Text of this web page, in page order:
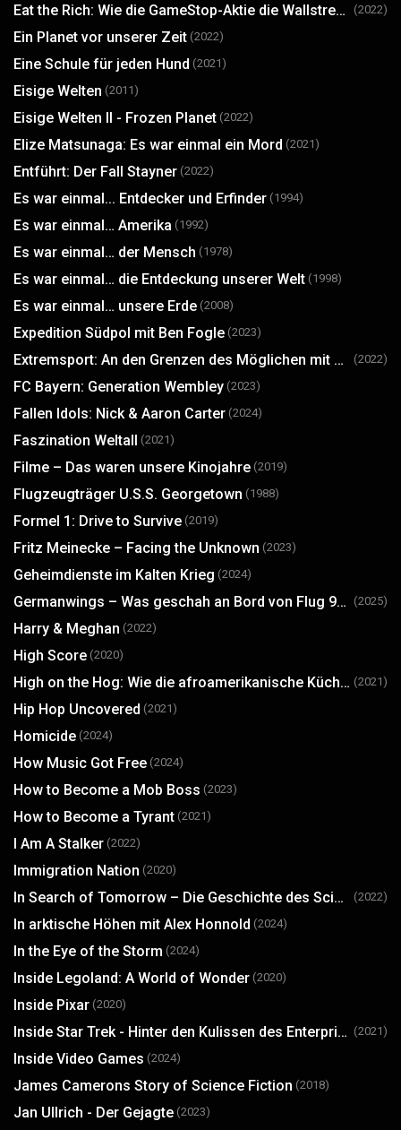
Eat the Rich: Wie die GameStop-Aktie die Wallstreet auf den Kopf stellte (2022)
Ein Planet vor unserer Zeit (2022)
Eine Schule für jeden Hund (2021)
Eisige Welten (2011)
Eisige Welten II - Frozen Planet (2022)
Elize Matsunaga: Es war einmal ein Mord (2021)
Entführt: Der Fall Stayner (2022)
Es war einmal... Entdecker und Erfinder (1994)
Es war einmal… Amerika (1992)
Es war einmal… der Mensch (1978)
Es war einmal… die Entdeckung unserer Welt (1998)
Es war einmal… unsere Erde (2008)
Expedition Südpol mit Ben Fogle (2023)
Extremsport: An den Grenzen des Möglichen mit Jimmy Chin (2022)
FC Bayern: Generation Wembley (2023)
Fallen Idols: Nick & Aaron Carter (2024)
Faszination Weltall (2021)
Filme – Das waren unsere Kinojahre (2019)
Flugzeugträger U.S.S. Georgetown (1988)
Formel 1: Drive to Survive (2019)
Fritz Meinecke – Facing the Unknown (2023)
Geheimdienste im Kalten Krieg (2024)
Germanwings – Was geschah an Bord von Flug 9525? (2025)
Harry & Meghan (2022)
High Score (2020)
High on the Hog: Wie die afroamerikanische Küche Amerika veränderte (2021)
Hip Hop Uncovered (2021)
Homicide (2024)
How Music Got Free (2024)
How to Become a Mob Boss (2023)
How to Become a Tyrant (2021)
I Am A Stalker (2022)
Immigration Nation (2020)
In Search of Tomorrow – Die Geschichte des SciFi-Kinos (2022)
In arktische Höhen mit Alex Honnold (2024)
In the Eye of the Storm (2024)
Inside Legoland: A World of Wonder (2020)
Inside Pixar (2020)
Inside Star Trek - Hinter den Kulissen des Enterprise-Universums (2021)
Inside Video Games (2024)
James Camerons Story of Science Fiction (2018)
Jan Ullrich - Der Gejagte (2023)